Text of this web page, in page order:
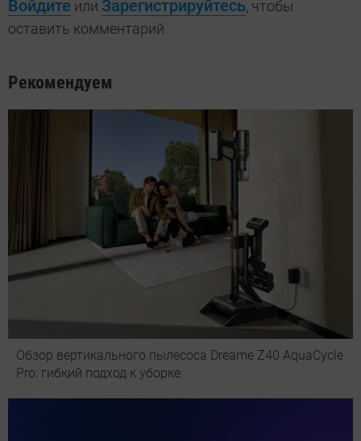
Войдите или Зарегистрируйтесь, чтобы
оставить комментарий
Рекомендуем
Обзор вертикального пылесоса Dreame Z40 AquaCycle
Pro: гибкий подход к уборке